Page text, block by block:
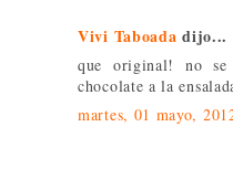
Vivi Taboada dijo...
que original! no se
chocolate a la
martes, 01 mayo,